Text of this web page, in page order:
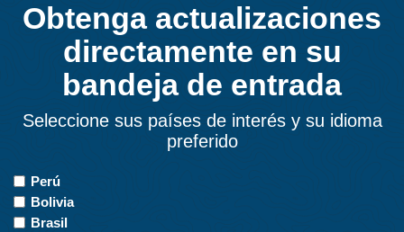
Obtenga actualizaciones
directamente en su
bandeja de entrada
Seleccione sus países de interés y su idioma
preferido
Countries
of
Interest
Perú
Bolivia
Brasil